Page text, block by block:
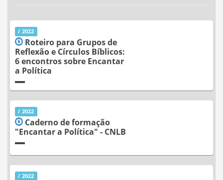
/ 2022
Roteiro para Grupos de
Reflexão e Círculos Bíblicos:
6 encontros sobre Encantar
a Política
/ 2022
Caderno de formação
"Encantar a Política" - CNLB
/ 2022